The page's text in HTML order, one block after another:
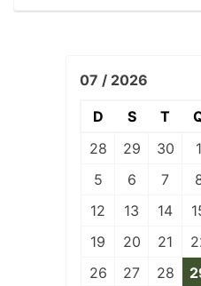
07 / 2026
D S T
28
29 30 1
5
6 7
12
13 14
19
20 21
26
27 28